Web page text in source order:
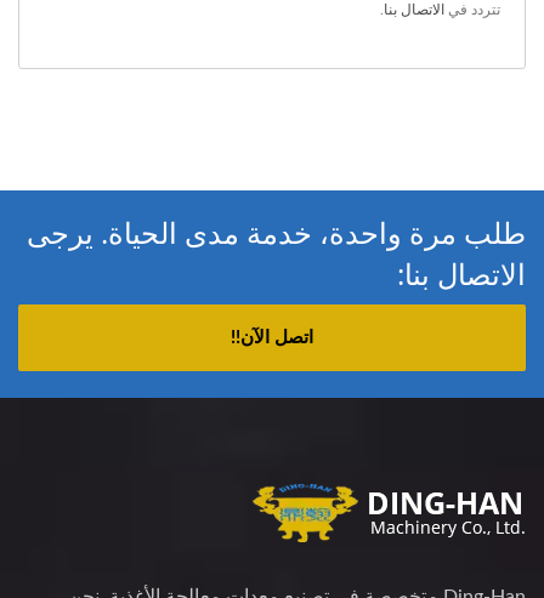
تتردد في الاتصال بنا
طلب مرة واحدة، خدمة مدى الحياة. يرجى
الاتصال بنا:
اتصل الآن!!